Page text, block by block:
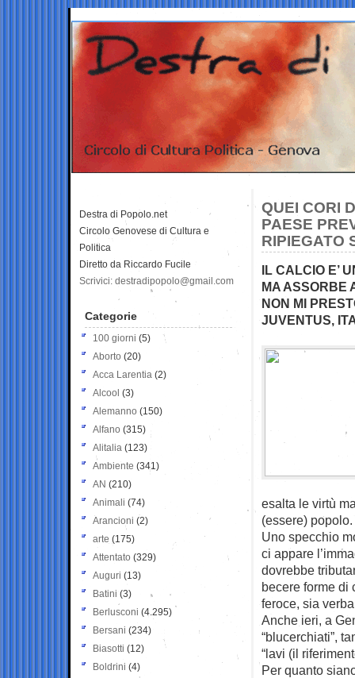
QUEI CORI
PAESE
RIPIEGATO
IL CALCIO E’
MA ASSORBE
NON MI
JUVENTUS,
esalta le virtù
(essere)
Uno specchio
ci appare
dovrebbe
becere forme di
feroce, sia
Anche ieri, a
“blucerchiati”,
“lavi (il
Per quanto
Destra di Popolo.net
Circolo Genovese di Cultura e
Politica
Diretto da Riccardo Fucile
Scrivici: destradipopolo@gmail.com
Categorie
100 giorni (5)
Aborto (20)
Acca Larentia (2)
Alcool (3)
Alemanno (150)
Alfano (315)
Alitalia (123)
Ambiente (341)
AN (210)
Animali (74)
Arancioni (2)
arte (175)
Attentato (329)
Auguri (13)
Batini (3)
Berlusconi (4.295)
Bersani (234)
Biasotti (12)
Boldrini (4)